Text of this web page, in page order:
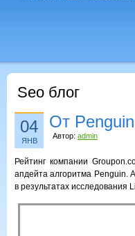
Seo блог
04
ЯНВ
От
Автор: admin
Рейтинг компании
апдейта алгоритма Penguin.
в результатах исследования